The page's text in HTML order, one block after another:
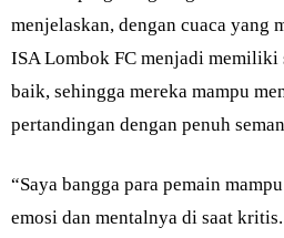
menjelaskan, dengan cuaca yang
ISA Lombok FC menjadi memiliki
baik, sehingga mereka mampu
pertandingan dengan penuh
“Saya bangga para pemain
emosi dan mentalnya di saat